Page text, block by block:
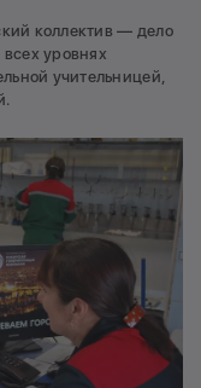
коллектив — дело
уровнях
учительницей,